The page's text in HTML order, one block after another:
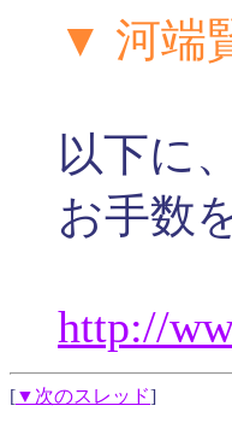
▼ 河端
以下に
お手数
http://
[▼次のスレッド]